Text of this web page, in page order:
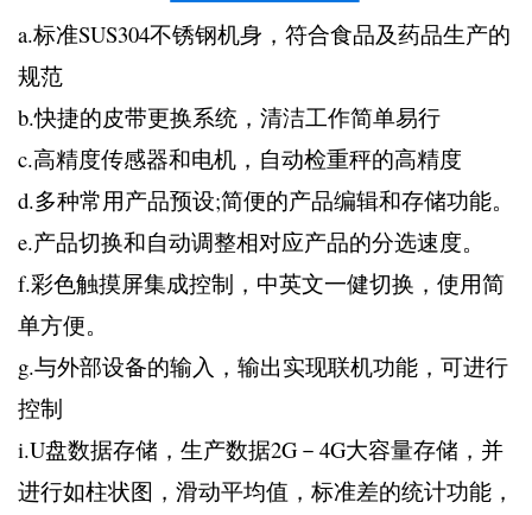
a.标准SUS304不锈钢机身，符合食品及药品生产的
规范
b.快捷的皮带更换系统，清洁工作简单易行
c.高精度传感器和电机，自动检重秤的高精度
d.多种常用产品预设;简便的产品编辑和存储功能。
e.产品切换和自动调整相对应产品的分选速度。
f.彩色触摸屏集成控制，中英文一健切换，使用简
单方便。
g.与外部设备的输入，输出实现联机功能，可进行
控制
i.U盘数据存储，生产数据2G－4G大容量存储，并
进行如柱状图，滑动平均值，标准差的统计功能，